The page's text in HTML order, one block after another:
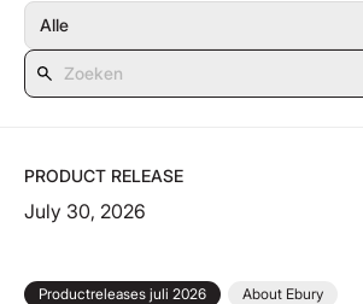
PRODUCT RELEASE
July 30, 2026
Productreleases juli 2026 About Ebury